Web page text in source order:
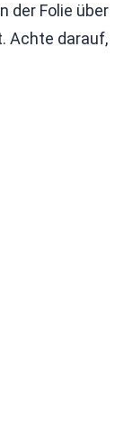
der Folie über
Achte darauf,